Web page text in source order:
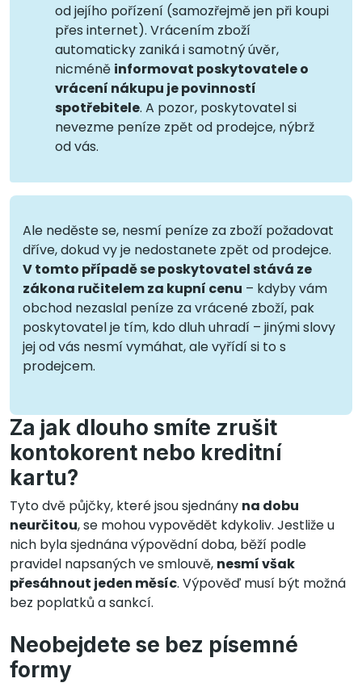
od jejího pořízení (samozřejmě jen při koupi
přes internet). Vrácením zboží
automaticky zaniká i samotný úvěr,
nicméně informovat poskytovatele o
vrácení nákupu je povinností
spotřebitele. A pozor, poskytovatel si
nevezme peníze zpět od prodejce, nýbrž
od vás.
Ale neděste se, nesmí peníze za zboží požadovat
dříve, dokud vy je nedostanete zpět od prodejce.
V tomto případě se poskytovatel stává ze
zákona ručitelem za kupní cenu – kdyby vám
obchod nezaslal peníze za vrácené zboží, pak
poskytovatel je tím, kdo dluh uhradí – jinými slovy
jej od vás nesmí vymáhat, ale vyřídí si to s
prodejcem.
Za jak dlouho smíte zrušit
kontokorent nebo kreditní
kartu?
Tyto dvě půjčky, které jsou sjednány na dobu
neurčitou, se mohou vypovědět kdykoliv. Jestliže u
nich byla sjednána výpovědní doba, běží podle
pravidel napsaných ve smlouvě, nesmí však
přesáhnout jeden měsíc. Výpověď musí být možná
bez poplatků a sankcí.
Neobejdete se bez písemné
formy